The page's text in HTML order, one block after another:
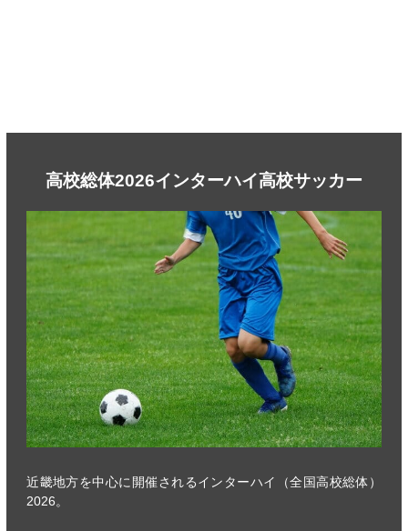
高校総体2026インターハイ高校サッカー
近畿地方を中心に開催されるインターハイ（全国高校総体）
2026。